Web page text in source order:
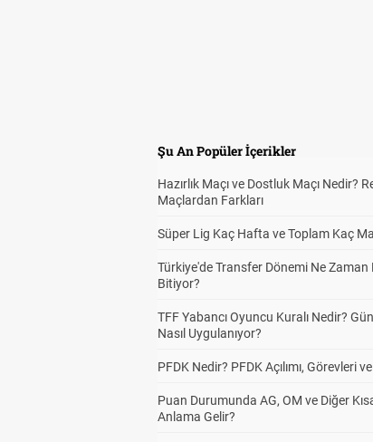
Şu An Popüler İçerikler
Hazırlık Maçı ve Dostluk Maçı Nedir?
Maçlardan Farkları
Süper Lig Kaç Hafta ve Toplam Kaç
Türkiye'de Transfer Dönemi Ne Zaman
Bitiyor?
TFF Yabancı Oyuncu Kuralı Nedir?
Nasıl Uygulanıyor?
PFDK Nedir? PFDK Açılımı, Görevleri
Puan Durumunda AG, OM ve Diğer
Anlama Gelir?